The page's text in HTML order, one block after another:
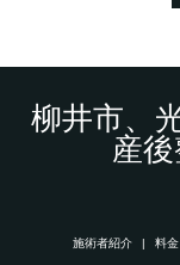
柳井市、
産後
施術者紹介 料金